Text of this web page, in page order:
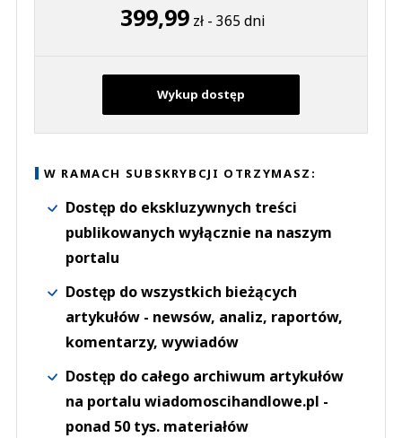
399,99zł - 365 dni
Wykup dostęp
W RAMACH SUBSKRYBCJI OTRZYMASZ:
Dostęp do ekskluzywnych treści
publikowanych wyłącznie na naszym
portalu
Dostęp do wszystkich bieżących
artykułów - newsów, analiz, raportów,
komentarzy, wywiadów
Dostęp do całego archiwum artykułów
na portalu wiadomoscihandlowe.pl -
ponad 50 tys. materiałów